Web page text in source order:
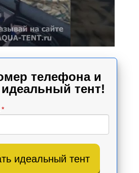
телефона и
тент!
*
идеальный тент